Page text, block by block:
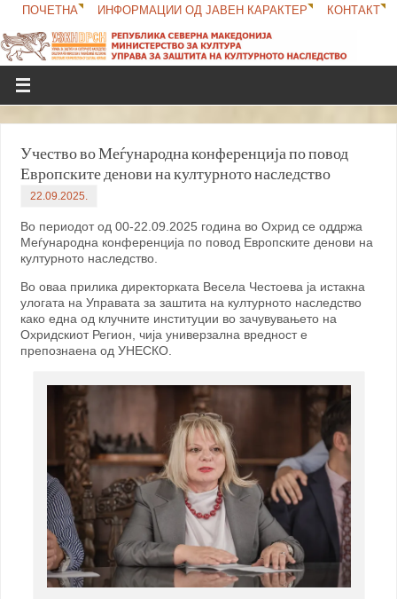
ПОЧЕТНА ИНФОРМАЦИИ ОД ЈАВЕН КАРАКТЕР КОНТАКТ
Учество во Меѓународна конференција по повод
Европските денови на културното наследство
22.09.2025.
Во периодот од 00-22.09.2025 година во Охрид се оддржа
Меѓународна конференција по повод Европските денови на
културното наследство.
Во оваа прилика директорката Весела Честоева ја истакна
улогата на Управата за заштита на културното наследство
како една од клучните институции во зачувувањето на
Охридскиот Регион, чија универзална вредност е
препознаена од УНЕСКО.